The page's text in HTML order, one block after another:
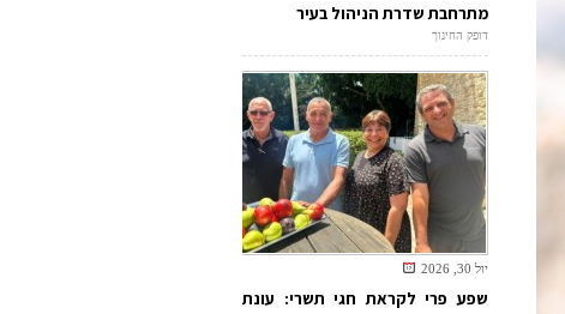
מתרחבת שדרת הניהול בעיר
דופק החינוך
יול 30, 2026
שפע פרי לקראת חגי תשרי: עונת